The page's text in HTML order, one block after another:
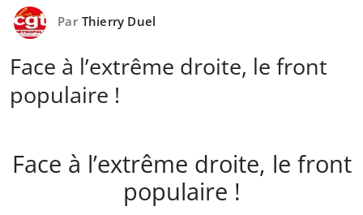
Par Thierry Duel
Face à l’extrême droite, le front
populaire !
Face à l’extrême droite, le front
populaire !